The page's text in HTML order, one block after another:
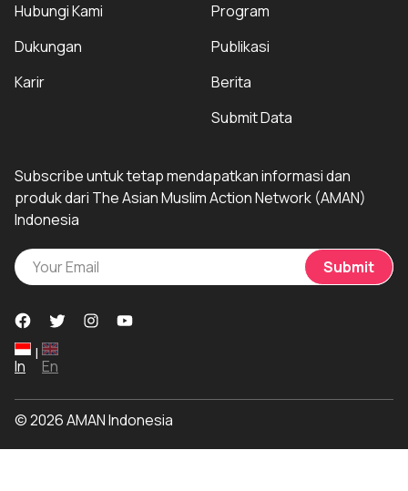
Hubungi Kami
Dukungan
Karir
Program
Publikasi
Berita
Submit Data
Subscribe untuk tetap mendapatkan informasi dan
produk dari The Asian Muslim Action Network (AMAN)
Indonesia
Submit
In
|
En
© 2026 AMAN Indonesia